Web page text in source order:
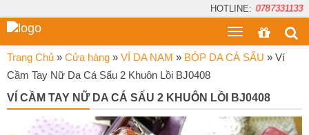
HOTLINE: 0787331133
Toggle
menu
Trang Chủ » Cửa hàng » VÍ DA NAM » BÓP DA CÁ SẤU » Ví
Cầm Tay Nữ Da Cá Sấu 2 Khuôn Lồi BJ0408
VÍ CẦM TAY NỮ DA CÁ SẤU 2 KHUÔN LỒI BJ0408